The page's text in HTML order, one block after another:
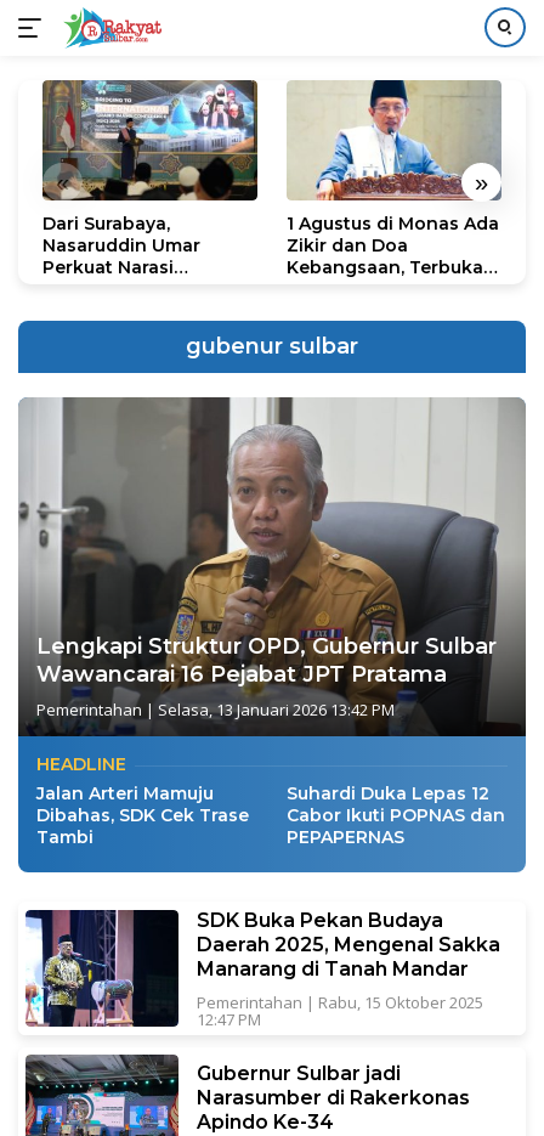
konten
« »
Dari Surabaya,
Nasaruddin Umar
Perkuat Narasi
1 Agustus di Monas Ada
Zikir dan Doa
Kebangsaan, Terbuka
gubenur sulbar
Lengkapi Struktur OPD, Gubernur Sulbar
Wawancarai 16 Pejabat JPT Pratama
Pemerintahan | Selasa, 13 Januari 2026 13:42 PM
HEADLINE
Jalan Arteri Mamuju
Dibahas, SDK Cek Trase
Tambi
Suhardi Duka Lepas 12
Cabor Ikuti POPNAS dan
PEPAPERNAS
SDK Buka Pekan Budaya
Daerah 2025, Mengenal Sakka
Manarang di Tanah Mandar
Pemerintahan | Rabu, 15 Oktober 2025
12:47 PM
Gubernur Sulbar jadi
Narasumber di Rakerkonas
Apindo Ke-34